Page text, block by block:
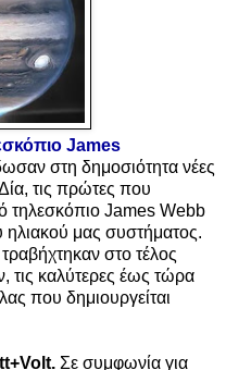
James
στη δημοσιότητα νέες
τις πρώτες που
τηλεσκόπιο James Webb
μας συστήματος.
στο τέλος
τις καλύτερες έως τώρα
που δημιουργείται
Σε συμφωνία για